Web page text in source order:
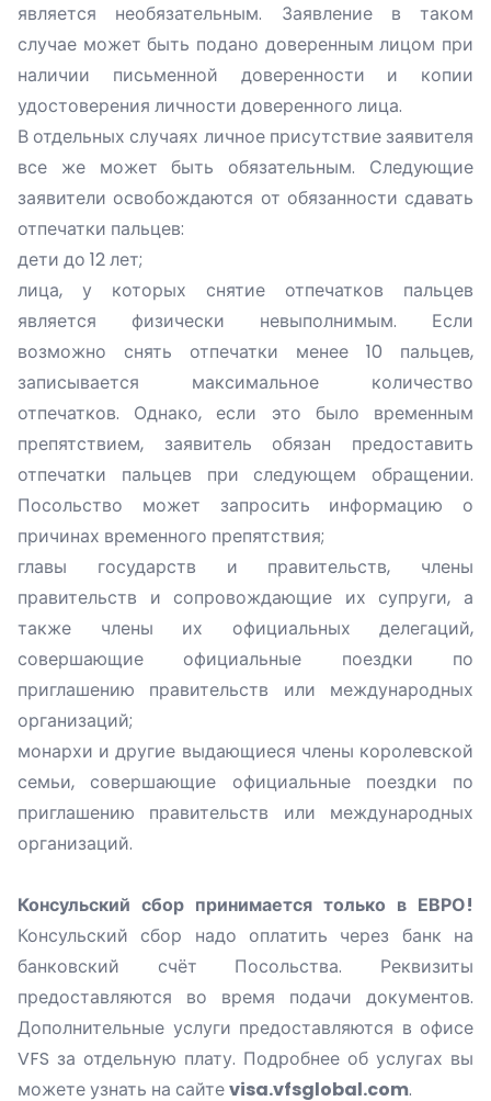
является необязательным. Заявление в таком
случае может быть подано доверенным лицом при
наличии письменной доверенности и копии
удостоверения личности доверенного лица.
В отдельных случаях личное присутствие заявителя
все же может быть обязательным. Следующие
заявители освобождаются от обязанности сдавать
отпечатки пальцев:
дети до 12 лет;
лица, у которых снятие отпечатков пальцев
является физически невыполнимым. Если
возможно снять отпечатки менее 10 пальцев,
записывается максимальное количество
отпечатков. Однако, если это было временным
препятствием, заявитель обязан предоставить
отпечатки пальцев при следующем обращении.
Посольство может запросить информацию о
причинах временного препятствия;
главы государств и правительств, члены
правительств и сопровождающие их супруги, а
также члены их официальных делегаций,
совершающие официальные поездки по
приглашению правительств или международных
организаций;
монархи и другие выдающиеся члены королевской
семьи, совершающие официальные поездки по
приглашению правительств или международных
организаций.
Консульский сбор принимается только в ЕВРО!
Консульский сбор надо оплатить через банк на
банковский счёт Посольства. Реквизиты
предоставляются во время подачи документов.
Дополнительные услуги предоставляются в офисе
VFS за отдельную плату. Подробнее об услугах вы
можете узнать на сайтеvisa.vfsglobal.com.